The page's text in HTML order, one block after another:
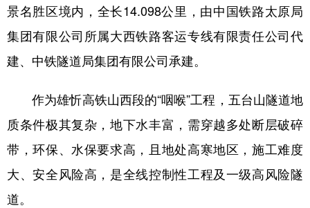
食品 人居 信息化 数字经济
学术中国 乡村振兴 银龄 溯源中国
彩票 娱乐 时尚 悦读
公益 一带一路 亚太网 上市公司
文化产业
景名胜区境内，全长14.098公里，由中国铁路太原局
集团有限公司所属大西铁路客运专线有限责任公司代
建、中铁隧道局集团有限公司承建。
作为雄忻高铁山西段的“咽喉”工程，五台山隧道地
质条件极其复杂，地下水丰富，需穿越多处断层破碎
带，环保、水保要求高，且地处高寒地区，施工难度
大、安全风险高，是全线控制性工程及一级高风险隧
道。